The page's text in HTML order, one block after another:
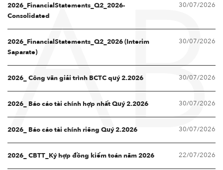
2026_FinancialStatements_Q2_2026-
Consolidated
30/07/2026
2026_FinancialStatements_Q2_2026 (Interim
Saparate)
30/07/2026
2026_ Công văn giải trình BCTC quý 2.2026 30/07/2026
2026_ Báo cáo tài chính hợp nhất Quý 2.2026 30/07/2026
2026_ Báo cáo tài chính riêng Quý 2.2026 30/07/2026
2026_ CBTT_Ký hợp đồng kiểm toán năm 2026 22/07/2026